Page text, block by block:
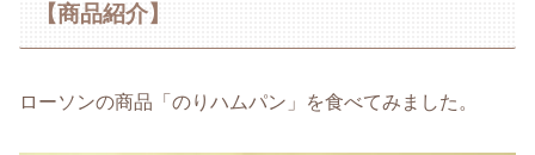
【商品紹介】
ローソンの商品「のりハムパン」を食べてみました。